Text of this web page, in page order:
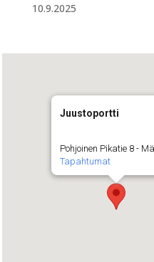
10.9.2025
Juustoportti
Pohjoinen Pikatie 8 -
Tapahtumat